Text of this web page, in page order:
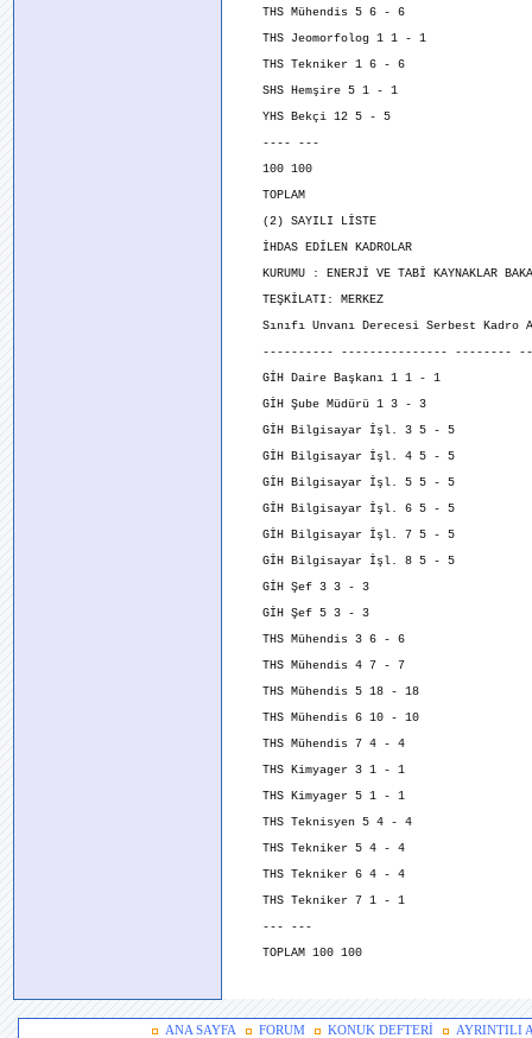
THS Mühendis 5 6 - 6
THS Jeomorfolog 1 1 - 1
THS Tekniker 1 6 - 6
SHS Hemşire 5 1 - 1
YHS Bekçi 12 5 - 5
---- ---
100 100
TOPLAM
(2) SAYILI LİSTE
İHDAS EDİLEN KADROLAR
KURUMU : ENERJİ VE TABİ KAYNAKLAR
TEŞKİLATI: MERKEZ
Sınıfı Unvanı Derecesi Serbest Kadro
---------- --------------- --------
GİH Daire Başkanı 1 1 - 1
GİH Şube Müdürü 1 3 - 3
GİH Bilgisayar İşl. 3 5 - 5
GİH Bilgisayar İşl. 4 5 - 5
GİH Bilgisayar İşl. 5 5 - 5
GİH Bilgisayar İşl. 6 5 - 5
GİH Bilgisayar İşl. 7 5 - 5
GİH Bilgisayar İşl. 8 5 - 5
GİH Şef 3 3 - 3
GİH Şef 5 3 - 3
THS Mühendis 3 6 - 6
THS Mühendis 4 7 - 7
THS Mühendis 5 18 - 18
THS Mühendis 6 10 - 10
THS Mühendis 7 4 - 4
THS Kimyager 3 1 - 1
THS Kimyager 5 1 - 1
THS Teknisyen 5 4 - 4
THS Tekniker 5 4 - 4
THS Tekniker 6 4 - 4
THS Tekniker 7 1 - 1
--- ---
TOPLAM 100 100
ANA SAYFA FORUM KONUK DEFTERİ AYRINTILI